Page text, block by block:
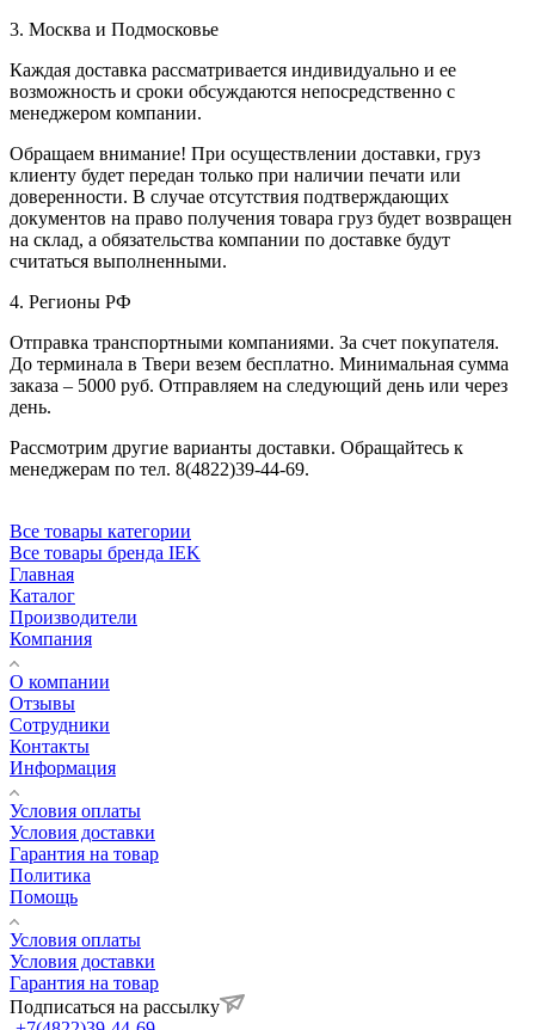
3. Москва и Подмосковье
Каждая доставка рассматривается индивидуально и ее
возможность и сроки обсуждаются непосредственно с
менеджером компании.
Обращаем внимание! При осуществлении доставки, груз
клиенту будет передан только при наличии печати или
доверенности. В случае отсутствия подтверждающих
документов на право получения товара груз будет возвращен
на склад, а обязательства компании по доставке будут
считаться выполненными.
4. Регионы РФ
Отправка транспортными компаниями. За счет покупателя.
До терминала в Твери везем бесплатно. Минимальная сумма
заказа – 5000 руб. Отправляем на следующий день или через
день.
Рассмотрим другие варианты доставки. Обращайтесь к
менеджерам по тел. 8(4822)39-44-69.
Все товары категории
Все товары бренда IEK
Главная
Каталог
Производители
Компания
О компании
Отзывы
Сотрудники
Контакты
Информация
Условия оплаты
Условия доставки
Гарантия на товар
Политика
Помощь
Условия оплаты
Условия доставки
Гарантия на товар
Подписаться на рассылку